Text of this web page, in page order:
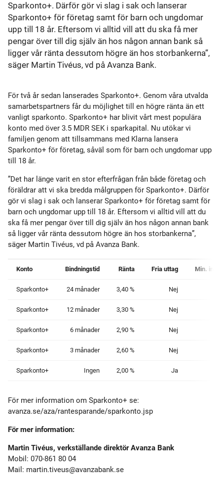
Sparkonto+. Därför gör vi slag i sak och lanserar
Sparkonto+ för företag samt för barn och ungdomar
upp till 18 år. Eftersom vi alltid vill att du ska få mer
pengar över till dig själv än hos någon annan bank så
ligger vår ränta dessutom högre än hos storbankerna”,
säger Martin Tivéus, vd på Avanza Bank.
För två år sedan lanserades Sparkonto+. Genom våra utvalda
samarbetspartners får du möjlighet till en högre ränta än ett
vanligt sparkonto. Sparkonto+ har blivit vårt mest populära
konto med över 3.5 MDR SEK i sparkapital. Nu utökar vi
familjen genom att tillsammans med Klarna lansera
Sparkonto+ för företag, såväl som för barn och ungdomar upp
till 18 år.
”Det har länge varit en stor efterfrågan från både företag och
föräldrar att vi ska bredda målgruppen för Sparkonto+. Därför
gör vi slag i sak och lanserar Sparkonto+ för företag samt för
barn och ungdomar upp till 18 år. Eftersom vi alltid vill att du
ska få mer pengar över till dig själv än hos någon annan bank
så ligger vår ränta dessutom högre än hos storbankerna”,
säger Martin Tivéus, vd på Avanza Bank.
Konto Bindningstid Ränta Fria uttag Min.
Sparkonto+ 24 månader 3,40 % Nej
Sparkonto+ 12 månader 3,30 % Nej
Sparkonto+ 6 månader 2,90 % Nej
Sparkonto+ 3 månader 2,60 % Nej
Sparkonto+ Ingen 2,00 % Ja
För mer information om Sparkonto+ se:
avanza.se/aza/rantesparande/sparkonto.jsp
För mer information:
Martin Tivéus, verkställande direktör Avanza Bank
Mobil: 070-861 80 04
Mail: martin.tiveus@avanzabank.se